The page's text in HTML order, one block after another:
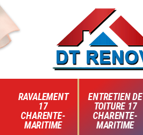
RAVALEMENT
17
CHARENTE-
MARITIME
ENTRETIEN DE
TOITURE 17
CHARENTE-
MARITIME